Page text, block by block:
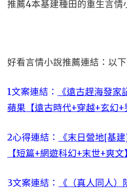
推薦4本基建種田的重生言情
好看言情小說推薦連結：以
1文案連結：
《遠古趕海發
蘋果【遠古時代+穿越+玄幻+
2心得連結：
《末日營地[基
【短篇+網遊科幻+末世+爽文
3文案連結：
《（真人同人